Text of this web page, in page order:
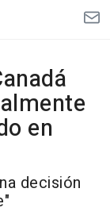
en
decisión